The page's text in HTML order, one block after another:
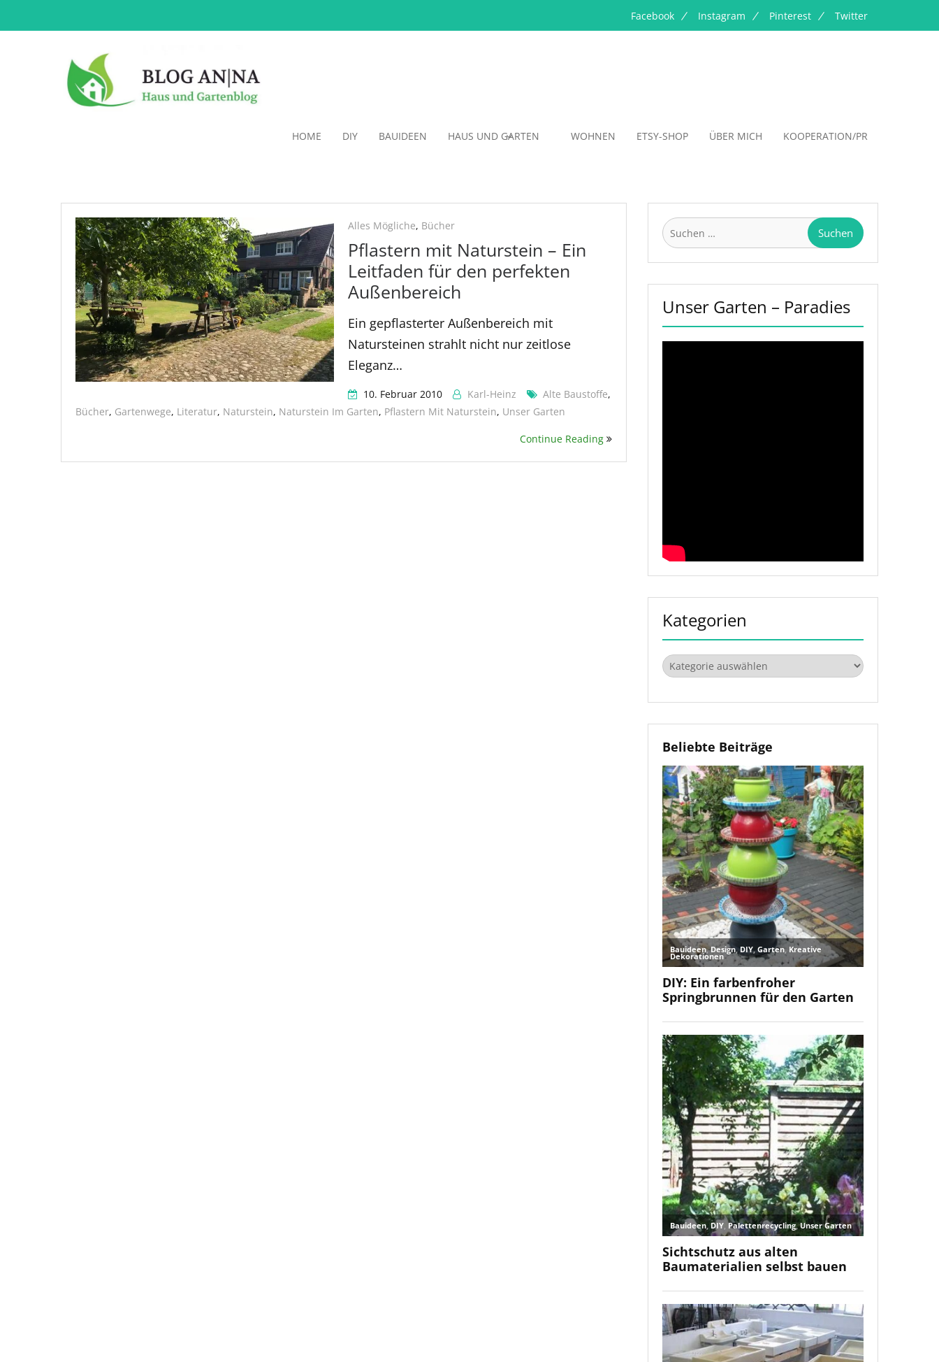
Facebook Instagram Pinterest Twitter
HOME DIY BAUIDEEN HAUS UND GARTEN WOHNEN ETSY-SHOP ÜBER MICH KOOPERATION/PR
Pflastern
mit
Naturstein
Alles Mögliche, Bücher
Pflastern mit Naturstein – Ein
Leitfaden für den perfekten
Außenbereich
Ein gepflasterter Außenbereich mit
Natursteinen strahlt nicht nur zeitlose
Eleganz…
10. Februar 2010 Karl-Heinz Alte Baustoffe,
Bücher, Gartenwege, Literatur, Naturstein, Naturstein Im Garten, Pflastern Mit Naturstein, Unser Garten
Continue Reading
Suchen
Unser Garten – Paradies
Kategorien
Kategorien
Beliebte Beiträge